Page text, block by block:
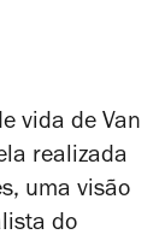
vida de Van
realizada
uma visão
do